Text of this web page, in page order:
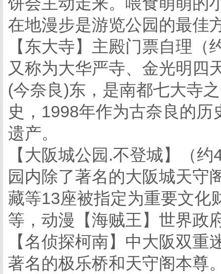
在地漫步是游览公园的最佳
【东大寺】主殿门票自理
又称为大华严寺、金光明四
(今奈良)东，是南都七大寺
史，1998年作为古奈良的
遗产。
【大阪城公园.不登城】（
园内除了著名的大阪城天守
藏等13座被指定为重要文化
等，动漫【海贼王】世界政
【名侦探柯南】中大阪双重
著名的极乐桥和天守阁本尊